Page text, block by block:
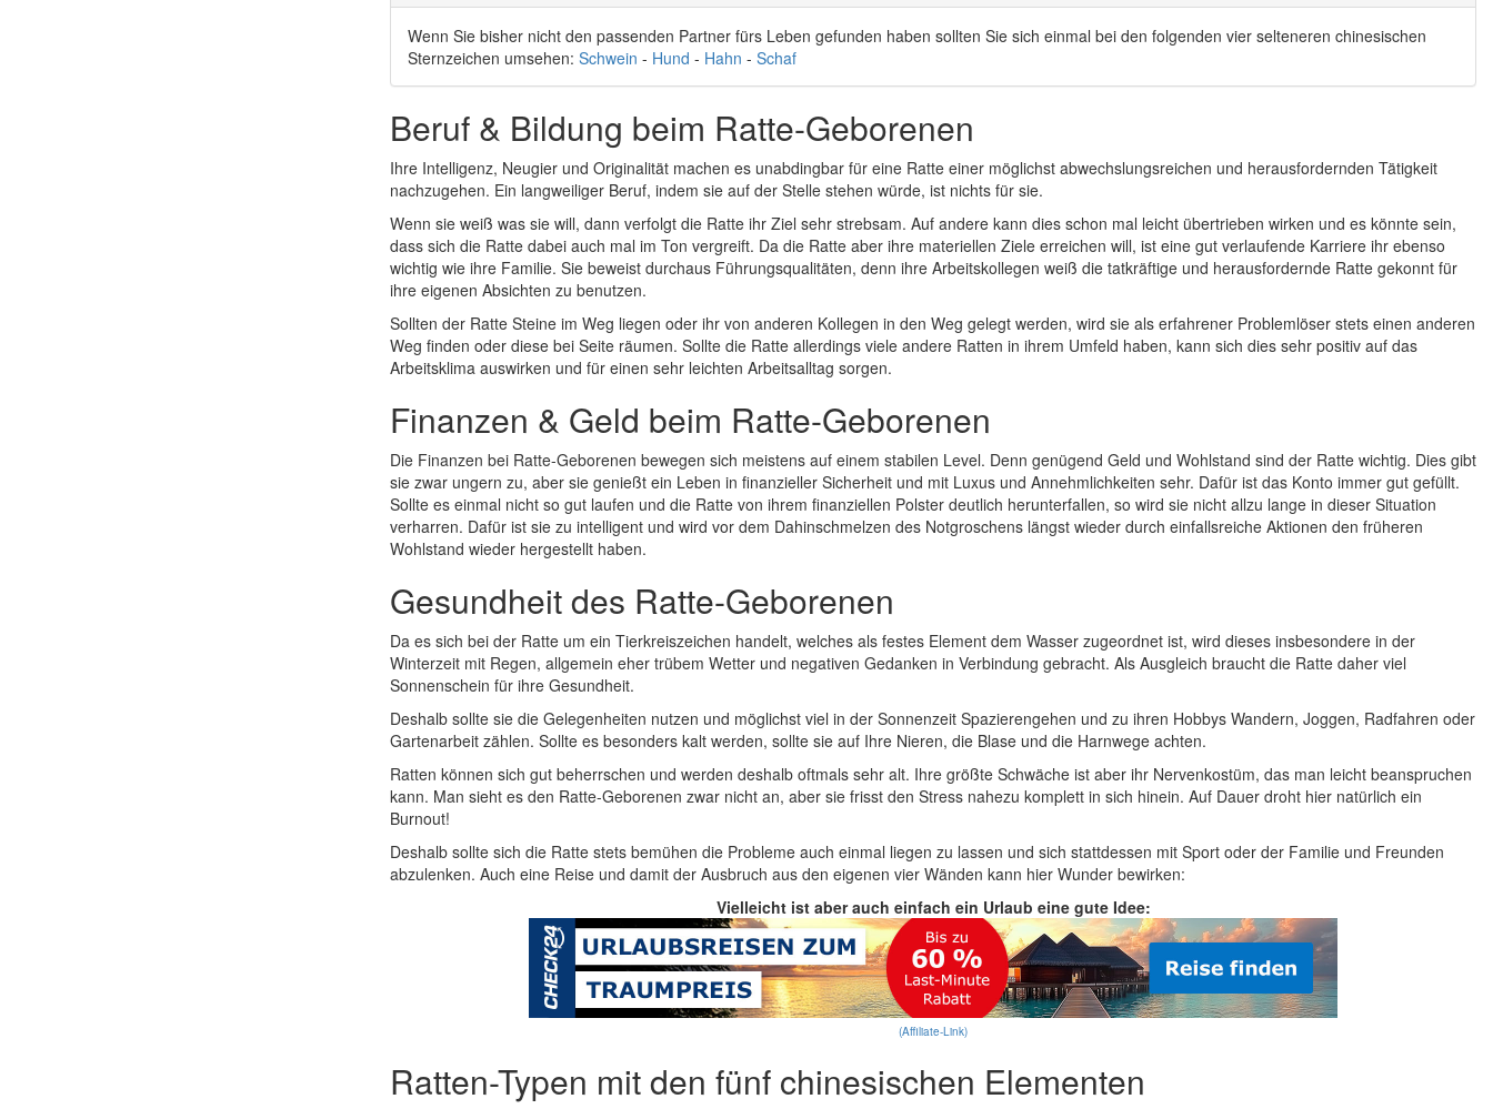
Wenn Sie bisher nicht den passenden Partner fürs Leben gefunden haben sollten Sie sich einmal bei den folgenden vier selteneren chinesischen
Sternzeichen umsehen: Schwein - Hund - Hahn - Schaf
Beruf & Bildung beim Ratte-Geborenen
Ihre Intelligenz, Neugier und Originalität machen es unabdingbar für eine Ratte einer möglichst abwechslungsreichen und herausfordernden Tätigkeit
nachzugehen. Ein langweiliger Beruf, indem sie auf der Stelle stehen würde, ist nichts für sie.
Wenn sie weiß was sie will, dann verfolgt die Ratte ihr Ziel sehr strebsam. Auf andere kann dies schon mal leicht übertrieben wirken und es könnte sein,
dass sich die Ratte dabei auch mal im Ton vergreift. Da die Ratte aber ihre materiellen Ziele erreichen will, ist eine gut verlaufende Karriere ihr ebenso
wichtig wie ihre Familie. Sie beweist durchaus Führungsqualitäten, denn ihre Arbeitskollegen weiß die tatkräftige und herausfordernde Ratte gekonnt für
ihre eigenen Absichten zu benutzen.
Sollten der Ratte Steine im Weg liegen oder ihr von anderen Kollegen in den Weg gelegt werden, wird sie als erfahrener Problemlöser stets einen anderen
Weg finden oder diese bei Seite räumen. Sollte die Ratte allerdings viele andere Ratten in ihrem Umfeld haben, kann sich dies sehr positiv auf das
Arbeitsklima auswirken und für einen sehr leichten Arbeitsalltag sorgen.
Finanzen & Geld beim Ratte-Geborenen
Die Finanzen bei Ratte-Geborenen bewegen sich meistens auf einem stabilen Level. Denn genügend Geld und Wohlstand sind der Ratte wichtig. Dies gibt
sie zwar ungern zu, aber sie genießt ein Leben in finanzieller Sicherheit und mit Luxus und Annehmlichkeiten sehr. Dafür ist das Konto immer gut gefüllt.
Sollte es einmal nicht so gut laufen und die Ratte von ihrem finanziellen Polster deutlich herunterfallen, so wird sie nicht allzu lange in dieser Situation
verharren. Dafür ist sie zu intelligent und wird vor dem Dahinschmelzen des Notgroschens längst wieder durch einfallsreiche Aktionen den früheren
Wohlstand wieder hergestellt haben.
Gesundheit des Ratte-Geborenen
Da es sich bei der Ratte um ein Tierkreiszeichen handelt, welches als festes Element dem Wasser zugeordnet ist, wird dieses insbesondere in der
Winterzeit mit Regen, allgemein eher trübem Wetter und negativen Gedanken in Verbindung gebracht. Als Ausgleich braucht die Ratte daher viel
Sonnenschein für ihre Gesundheit.
Deshalb sollte sie die Gelegenheiten nutzen und möglichst viel in der Sonnenzeit Spazierengehen und zu ihren Hobbys Wandern, Joggen, Radfahren oder
Gartenarbeit zählen. Sollte es besonders kalt werden, sollte sie auf Ihre Nieren, die Blase und die Harnwege achten.
Ratten können sich gut beherrschen und werden deshalb oftmals sehr alt. Ihre größte Schwäche ist aber ihr Nervenkostüm, das man leicht beanspruchen
kann. Man sieht es den Ratte-Geborenen zwar nicht an, aber sie frisst den Stress nahezu komplett in sich hinein. Auf Dauer droht hier natürlich ein
Burnout!
Deshalb sollte sich die Ratte stets bemühen die Probleme auch einmal liegen zu lassen und sich stattdessen mit Sport oder der Familie und Freunden
abzulenken. Auch eine Reise und damit der Ausbruch aus den eigenen vier Wänden kann hier Wunder bewirken:
Vielleicht ist aber auch einfach ein Urlaub eine gute Idee:
(Affiliate-Link)
Ratten-Typen mit den fünf chinesischen Elementen